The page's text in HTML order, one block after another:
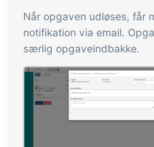
Når opgaven udløses, får
notifikation via email.
særlig opgaveindbakke.